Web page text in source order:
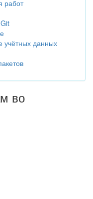
работ
учётных данных
во